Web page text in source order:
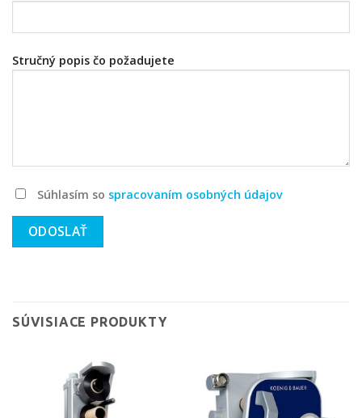
Stručný popis čo požadujete
Súhlasím so spracovaním osobných údajov
SÚVISIACE PRODUKTY